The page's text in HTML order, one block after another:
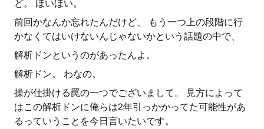
ど。 ほいほい。
前回かなんか忘れたんだけど、 もう一つ上の段階に行
かなくてはいけないんじゃないかという話題の中で、
解析ドンというのがあったんよ。
解析ドン。 わなの。
操が仕掛ける罠の一つでございまして。 見方によって
はこの解析ドンに俺らは2年引っかかってた可能性があ
るっていうことを今日言いたいです。